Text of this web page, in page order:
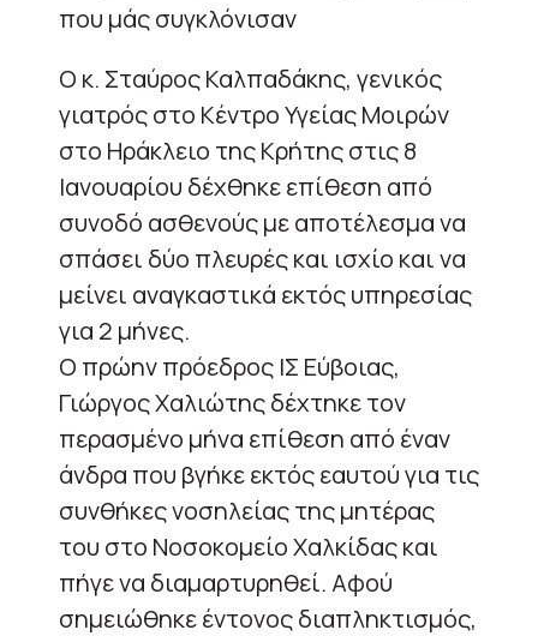
που μάς συγκλόνισαν
Ο κ. Σταύρος Καλπαδάκης, γενικός
γιατρός στο Κέντρο Υγείας Μοιρών
στο Ηράκλειο της Κρήτης στις 8
Ιανουαρίου δέχθηκε επίθεση από
συνοδό ασθενούς με αποτέλεσμα να
σπάσει δύο πλευρές και ισχίο και να
μείνει αναγκαστικά εκτός υπηρεσίας
για 2 μήνες.
Ο πρώην πρόεδρος ΙΣ Εύβοιας,
Γιώργος Χαλιώτης δέχτηκε τον
περασμένο μήνα επίθεση από έναν
άνδρα που βγήκε εκτός εαυτού για τις
συνθήκες νοσηλείας της μητέρας
του στο Νοσοκομείο Χαλκίδας και
πήγε να διαμαρτυρηθεί. Αφού
σημειώθηκε έντονος διαπληκτισμός,